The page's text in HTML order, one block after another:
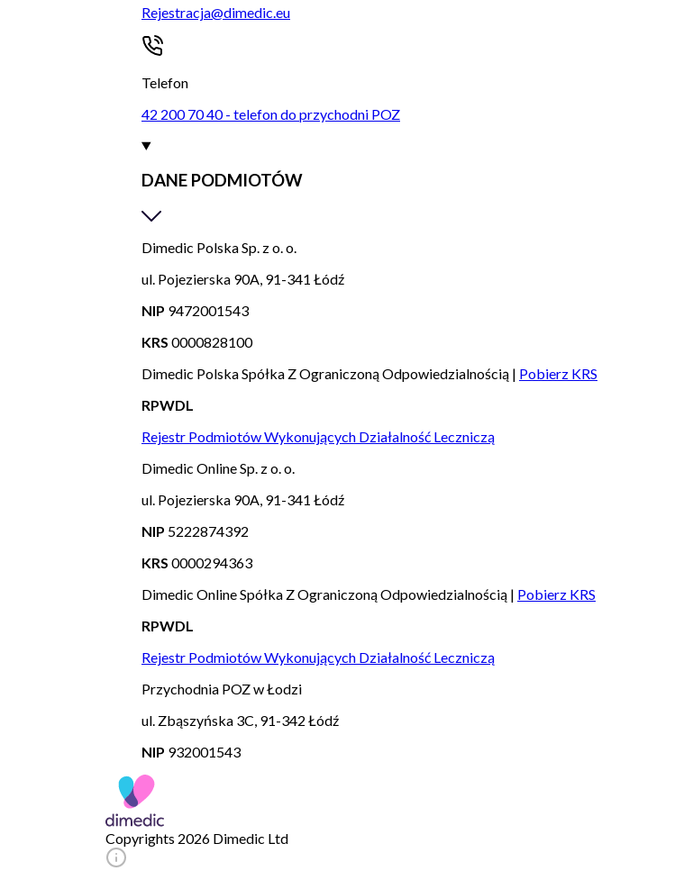
Rejestracja@dimedic.eu
Telefon
42 200 70 40 - telefon do przychodni POZ
DANE PODMIOTÓW
Dimedic Polska Sp. z o. o.
ul. Pojezierska 90A, 91-341 Łódź
NIP 9472001543
KRS 0000828100
Dimedic Polska Spółka Z Ograniczoną Odpowiedzialnością | Pobierz KRS
RPWDL
Rejestr Podmiotów Wykonujących Działalność Leczniczą
Dimedic Online Sp. z o. o.
ul. Pojezierska 90A, 91-341 Łódź
NIP 5222874392
KRS 0000294363
Dimedic Online Spółka Z Ograniczoną Odpowiedzialnością | Pobierz KRS
RPWDL
Rejestr Podmiotów Wykonujących Działalność Leczniczą
Przychodnia POZ w Łodzi
ul. Zbąszyńska 3C, 91-342 Łódź
NIP 932001543
Copyrights 2026 Dimedic Ltd